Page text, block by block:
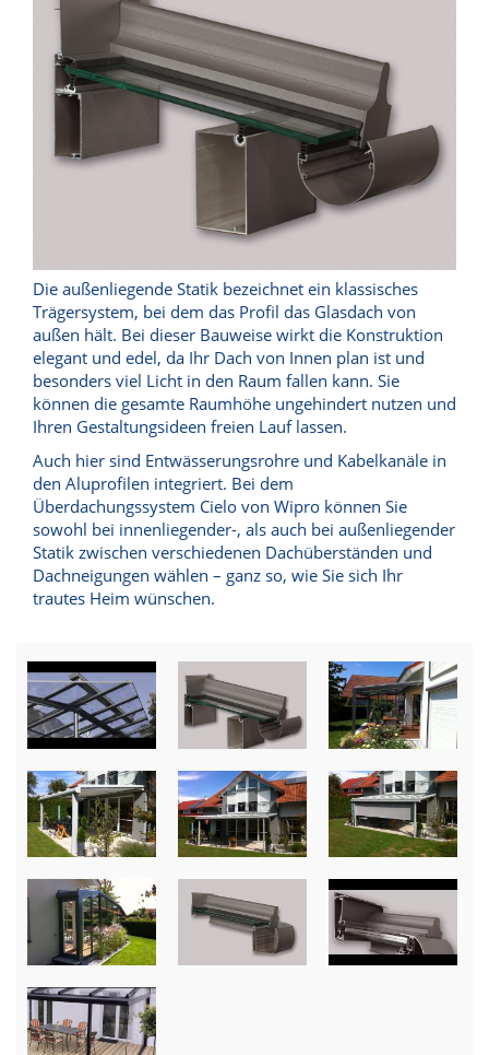
Die außenliegende Statik bezeichnet ein klassisches
Trägersystem, bei dem das Profil das Glasdach von
außen hält. Bei dieser Bauweise wirkt die Konstruktion
elegant und edel, da Ihr Dach von Innen plan ist und
besonders viel Licht in den Raum fallen kann. Sie
können die gesamte Raumhöhe ungehindert nutzen und
Ihren Gestaltungsideen freien Lauf lassen.
Auch hier sind Entwässerungsrohre und Kabelkanäle in
den Aluprofilen integriert. Bei dem
Überdachungssystem Cielo von Wipro können Sie
sowohl bei innenliegender-, als auch bei außenliegender
Statik zwischen verschiedenen Dachüberständen und
Dachneigungen wählen – ganz so, wie Sie sich Ihr
trautes Heim wünschen.